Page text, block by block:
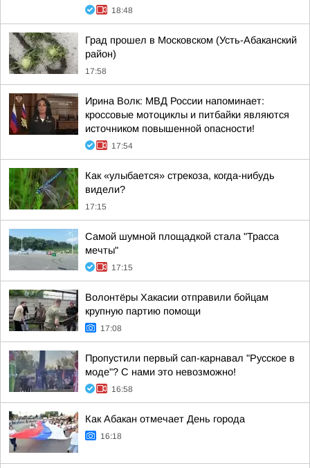
18:48
Град прошел в Московском (Усть-Абаканский
район)
17:58
Ирина Волк: МВД России напоминает:
кроссовые мотоциклы и питбайки являются
источником повышенной опасности!
17:54
Как «улыбается» стрекоза, когда-нибудь
видели?
17:15
Самой шумной площадкой стала "Трасса
мечты"
17:15
Волонтёры Хакасии отправили бойцам
крупную партию помощи
17:08
Пропустили первый сап-карнавал "Русское в
моде"? С нами это невозможно!
16:58
Как Абакан отмечает День города
16:18